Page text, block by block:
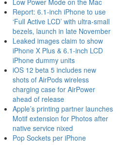
Low Power Mode on the Mac
Report: 6.1-inch iPhone to use
‘Full Active LCD’ with ultra-small
bezels, launch in late November
Leaked images claim to show
iPhone X Plus & 6.1-inch LCD
iPhone dummy units
iOS 12 beta 5 includes new
shots of AirPods wireless
charging case for AirPower
ahead of release
Apple’s printing partner launches
Motif extension for Photos after
native service nixed
Pop Sockets per iPhone